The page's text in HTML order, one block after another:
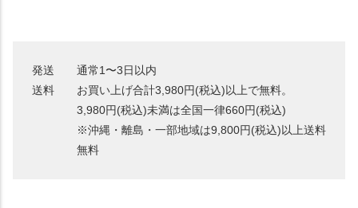
発送
通常1〜3日以内
送料
お買い上げ合計3,980円(税込)以上で無料。
3,980円(税込)未満は全国一律660円(税込)
※沖縄・離島・一部地域は9,800円(税込)以上送料
無料